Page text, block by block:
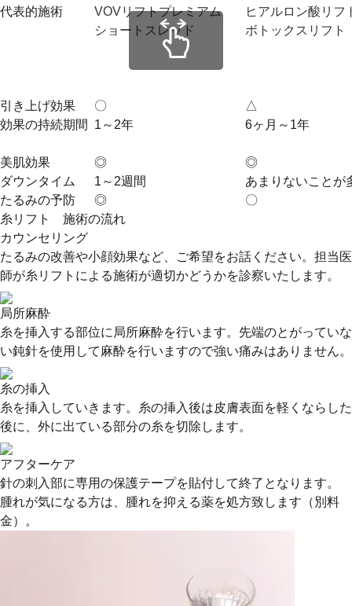
代表的施術
VOVリフトプレミアム
ショートスレッド
ヒアルロン酸リフ
ボトックスリフト
引き上げ効果 〇
△
効果の持続期間
1～2年 6ヶ月～1年
美肌効果 ◎
◎
ダウンタイム
1～2週間
あまりないことが
たるみの予防
◎
〇
糸リフト 施術の流れ
カウンセリング
たるみの改善や小顔効果など、ご希望をお話ください。担当医
師が糸リフトによる施術が適切かどうかを診察いたします。
局所麻酔
糸を挿入する部位に局所麻酔を行います。先端のとがっていな
い鈍針を使用して麻酔を行いますので強い痛みはありません。
糸の挿入
糸を挿入していきます。糸の挿入後は皮膚表面を軽くならした
後に、外に出ている部分の糸を切除します。
アフターケア
針の刺入部に専用の保護テープを貼付して終了となります。
腫れが気になる方は、腫れを抑える薬を処方致します（別料
金）。